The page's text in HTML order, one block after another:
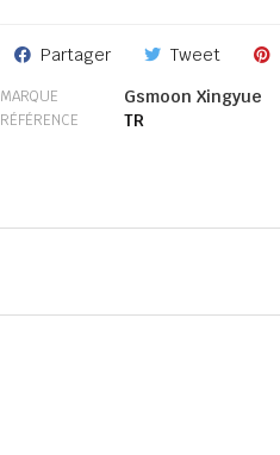
Partager Tweet
MARQUE Gsmoon Xingyue
RÉFÉRENCE TR